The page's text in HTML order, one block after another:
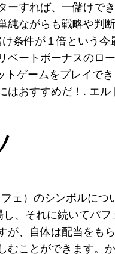
すれば、一儲け
純ながらも戦略や
条件が１倍という
ートボーナスの
ゲームをプレイで
おすすめだ！. エ
ェ）のシンボルに
、それに続いてパ
、自体は配当を
ことができます